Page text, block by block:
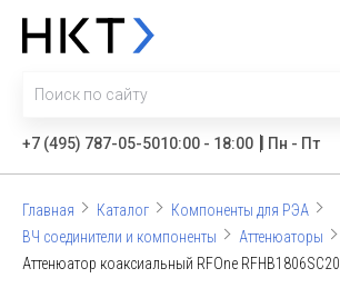
+7 (495) 787-05-5010:00 - 18:00 Пн - Пт
Главная Каталог
Компоненты для РЭА
ВЧ соединители и компоненты
Аттенюаторы
Аттенюатор коаксиальный RFOne RFHB1806SC20